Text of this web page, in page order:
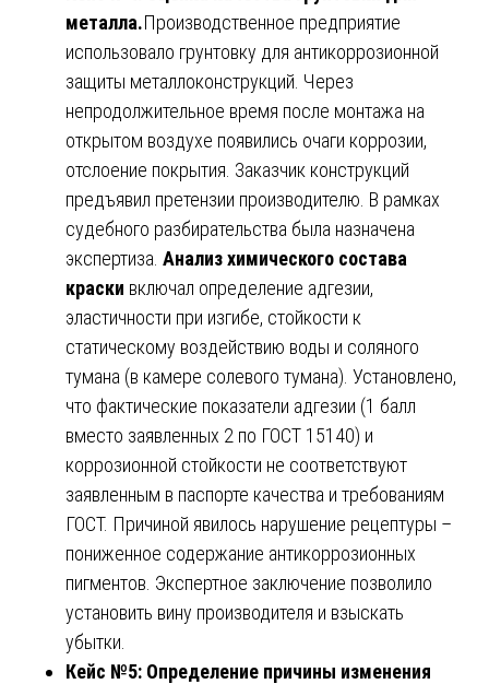
металла.Производственное предприятие
использовало грунтовку для антикоррозионной
защиты металлоконструкций. Через
непродолжительное время после монтажа на
открытом воздухе появились очаги коррозии,
отслоение покрытия. Заказчик конструкций
предъявил претензии производителю. В рамках
судебного разбирательства была назначена
экспертиза. Анализ химического состава
краски включал определение адгезии,
эластичности при изгибе, стойкости к
статическому воздействию воды и соляного
тумана (в камере солевого тумана). Установлено,
что фактические показатели адгезии (1 балл
вместо заявленных 2 по ГОСТ 15140) и
коррозионной стойкости не соответствуют
заявленным в паспорте качества и требованиям
ГОСТ. Причиной явилось нарушение рецептуры –
пониженное содержание антикоррозионных
пигментов. Экспертное заключение позволило
установить вину производителя и взыскать
убытки.
Кейс №5: Определение причины изменения